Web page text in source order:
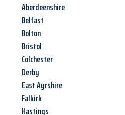
Aberdeenshire
Belfast
Bolton
Bristol
Colchester
Derby
East Ayrshire
Falkirk
Hastings